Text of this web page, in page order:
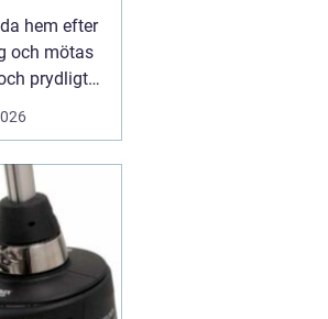
hem efter
och mötas
prydligt
som
strävar
där tid
resurs,